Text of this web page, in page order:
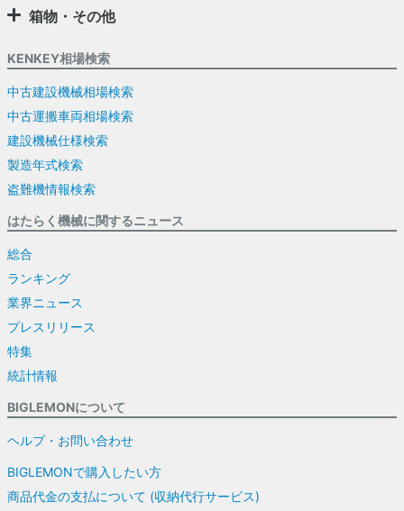
箱物・その他
KENKEY相場検索
中古建設機械相場検索
中古運搬車両相場検索
建設機械仕様検索
製造年式検索
盗難機情報検索
はたらく機械に関するニュース
総合
ランキング
業界ニュース
プレスリリース
特集
統計情報
BIGLEMONについて
ヘルプ・お問い合わせ
BIGLEMONで購入したい方
商品代金の支払について (収納代行サービス)